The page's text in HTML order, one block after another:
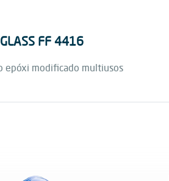
FF 4416
epóxi modificado multiusos